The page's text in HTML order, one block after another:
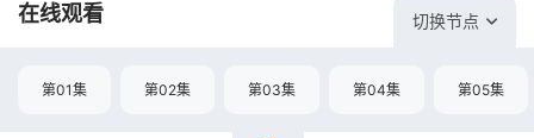
在线观看 切换节点
第01集 第02集 第03集 第04集 第05集